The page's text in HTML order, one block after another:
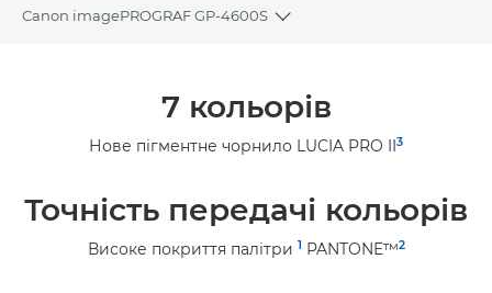
Canon imagePROGRAF GP-4600S
Toggle breadcrumbs
7 кольорів
Нове пігментне чорнило LUCIA PRO II3
Точність передачі кольорів
Високе покриття палітри 1 PANTONE™2